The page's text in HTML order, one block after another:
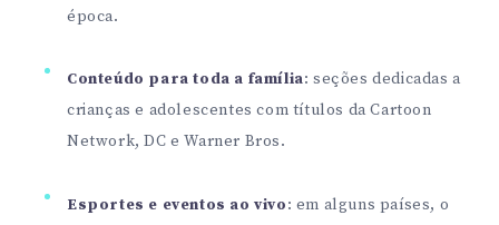
época.
Conteúdo para toda a família: seções dedicadas a
crianças e adolescentes com títulos da Cartoon
Network, DC e Warner Bros.
Esportes e eventos ao vivo: em alguns países, o